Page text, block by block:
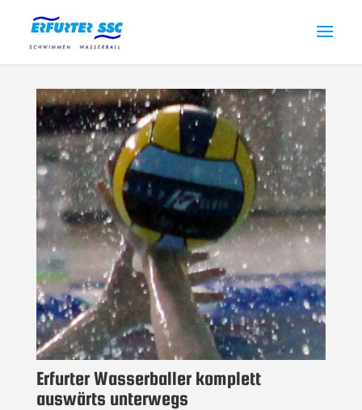
Erfurter Wasserballer komplett
auswärts unterwegs